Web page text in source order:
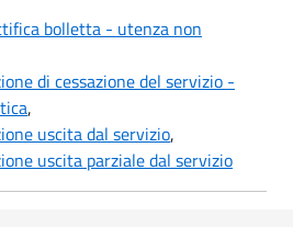
bolletta - utenza non
di cessazione del servizio -
,
uscita dal servizio,
uscita parziale dal servizio